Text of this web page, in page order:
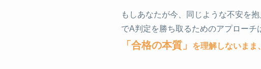
もしあなたが今、同じような不安を
でA判定を勝ち取るためのアプローチ
「合格の本質」 を理解しないまま